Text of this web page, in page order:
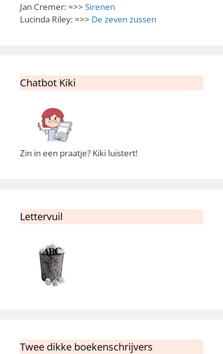
Jan Cremer: =>> Sirenen
Lucinda Riley: =>> De zeven zussen
Chatbot Kiki
Zin in een praatje? Kiki luistert!
Lettervuil
Twee dikke boekenschrijvers